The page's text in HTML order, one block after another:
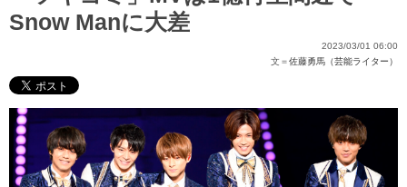
Snow Manに大差
2023/03/01 06:00
文＝佐藤勇馬（芸能ライター）